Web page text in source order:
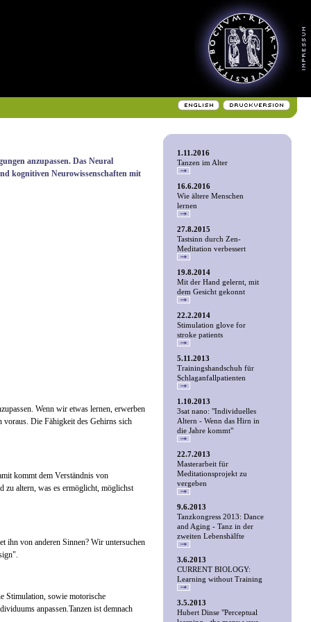
anzupassen. Das Neural
kognitiven Neurowissenschaften mit
Wenn wir etwas lernen, erwerben
Die Fähigkeit des Gehirns sich
kommt dem Verständnis von
zu altern, was es ermöglicht, möglichst
ihn von anderen Sinnen? Wir untersuchen
Stimulation, sowie motorische
anpassen.Tanzen ist demnach
1.11.2016
Tanzen im Alter
16.6.2016
Wie ältere Menschen
lernen
27.8.2015
Tastsinn durch Zen-
Meditation verbessert
19.8.2014
Mit der Hand gelernt, mit
dem Gesicht gekonnt
22.2.2014
Stimulation glove for
stroke patients
5.11.2013
Trainingshandschuh für
Schlaganfallpatienten
1.10.2013
3sat nano: "Individuelles
Altern - Wenn das Hirn in
die Jahre kommt"
22.7.2013
Masterarbeit für
Meditationsprojekt zu
vergeben
9.6.2013
Tanzkongress 2013: Dance
and Aging - Tanz in der
zweiten Lebenshälfte
3.6.2013
CURRENT BIOLOGY:
Learning without Training
3.5.2013
Hubert Dinse "Perceptual